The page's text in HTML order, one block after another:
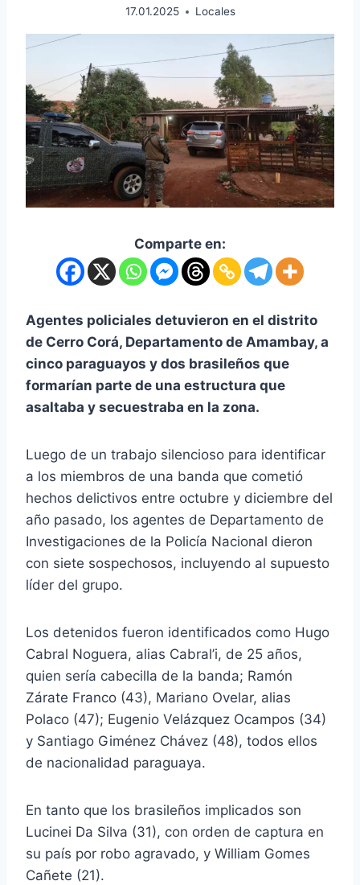
17.01.2025 Locales
Comparte en:
Agentes policiales detuvieron en el distrito
de Cerro Corá, Departamento de Amambay, a
cinco paraguayos y dos brasileños que
formarían parte de una estructura que
asaltaba y secuestraba en la zona.
Luego de un trabajo silencioso para identificar
a los miembros de una banda que cometió
hechos delictivos entre octubre y diciembre del
año pasado, los agentes de Departamento de
Investigaciones de la Policía Nacional dieron
con siete sospechosos, incluyendo al supuesto
líder del grupo.
Los detenidos fueron identificados como Hugo
Cabral Noguera, alias Cabral’i, de 25 años,
quien sería cabecilla de la banda; Ramón
Zárate Franco (43), Mariano Ovelar, alias
Polaco (47); Eugenio Velázquez Ocampos (34)
y Santiago Giménez Chávez (48), todos ellos
de nacionalidad paraguaya.
En tanto que los brasileños implicados son
Lucinei Da Silva (31), con orden de captura en
su país por robo agravado, y William Gomes
Cañete (21).